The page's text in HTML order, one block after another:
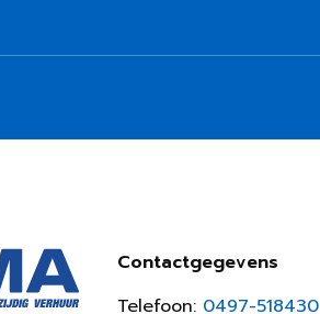
Contactgegevens
Telefoon: 0497-518430